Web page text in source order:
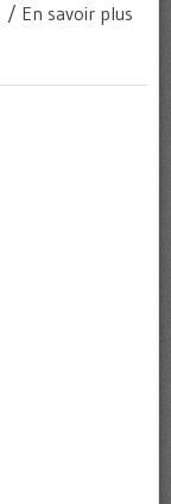
/ En savoir plus